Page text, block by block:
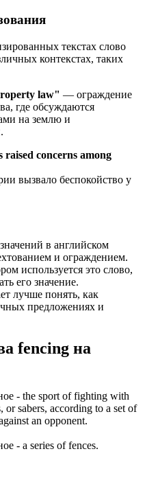
текстах слово
контекстах, таких
law" — ограждение
где обсуждаются
на землю и
raised concerns among
вызвало беспокойство у
в английском
и ограждением.
используется это слово,
его значение.
лучше понять, как
предложениях и
fencing на
- the sport of fighting with
or sabers, according to a set of
an opponent.
- a series of fences.